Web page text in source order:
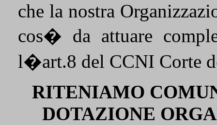
che la nostra
cos� da attuare
l�art.8 del CCNI Corte
RITENIAMO
DOTAZIONE